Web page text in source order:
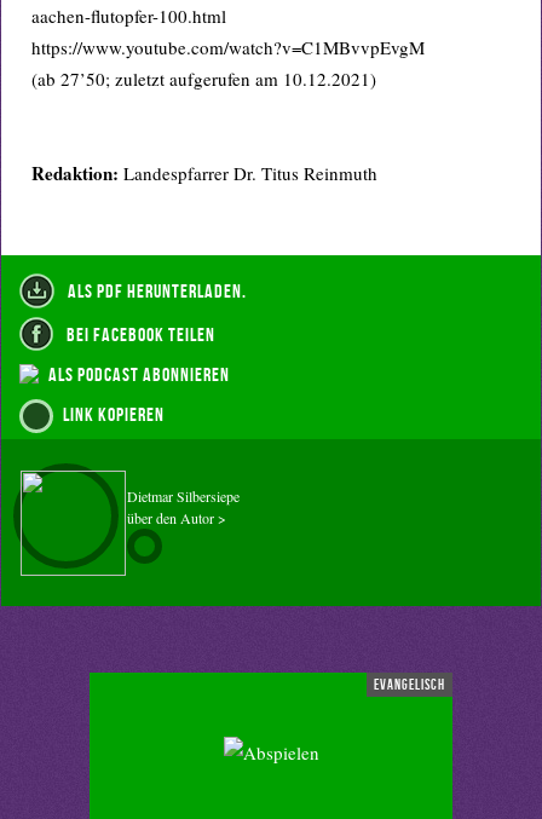
aachen-flutopfer-100.html
https://www.youtube.com/watch?v=C1MBvvpEvgM
(ab 27’50; zuletzt aufgerufen am 10.12.2021)
Redaktion: Landespfarrer Dr. Titus Reinmuth
als PDF herunterladen.
bei Facebook teilen
als Podcast abonnieren
Link kopieren
Dietmar Silbersiepe
über den Autor >
evangelisch